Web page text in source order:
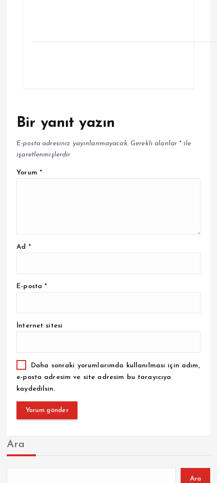
Bir yanıt yazın
E-posta adresiniz yayınlanmayacak. Gerekli alanlar *ile
işaretlenmişlerdir
Yorum *
Ad *
E-posta*
İnternet sitesi
Daha sonraki yorumlarımda kullanılması için adım,
e-posta adresim ve site adresim bu tarayıcıya
kaydedilsin.
Ara
Ara